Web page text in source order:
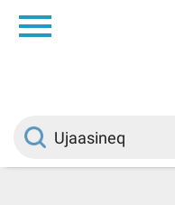
Innuttaasunut